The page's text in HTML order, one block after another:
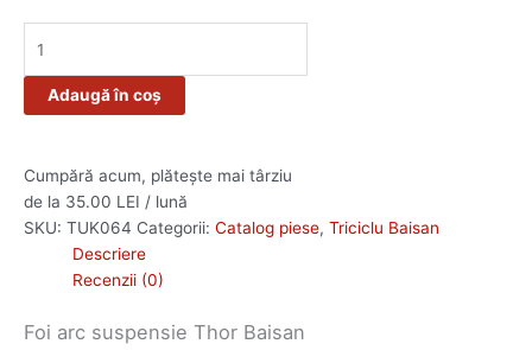
Adaugă în coș
Cumpără acum, plătește mai târziu
de la 35.00 LEI / lună
SKU: TUK064 Categorii: Catalog piese, Triciclu Baisan
Descriere
Recenzii (0)
Foi arc suspensie Thor Baisan